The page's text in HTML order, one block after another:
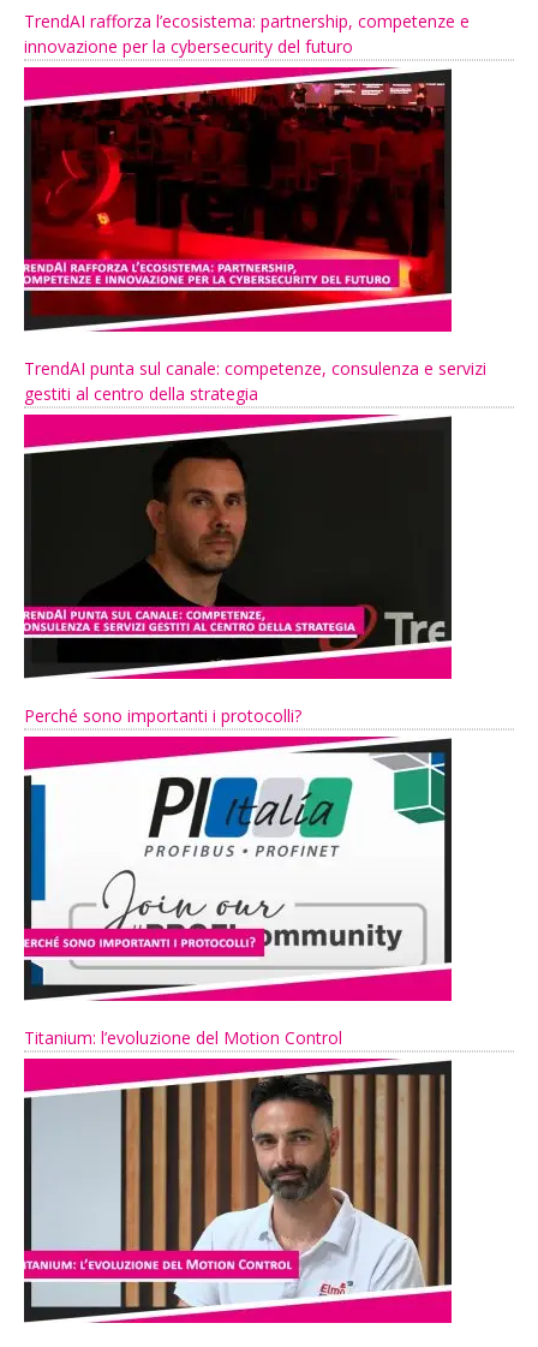
TrendAI rafforza l’ecosistema: partnership, competenze e
innovazione per la cybersecurity del futuro
TrendAI punta sul canale: competenze, consulenza e servizi
gestiti al centro della strategia
Perché sono importanti i protocolli?
Titanium: l’evoluzione del Motion Control